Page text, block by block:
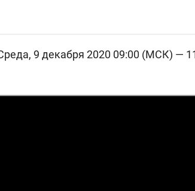
9 декабря 2020 09:00 (МСК) —